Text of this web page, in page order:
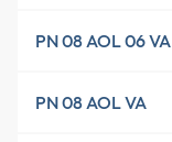
PN 08 AOL 06 VA
PN 08 AOL VA